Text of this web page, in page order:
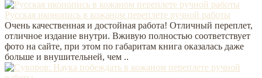
Русская иконопись в кожаном переплете ручной работы
Очень качественная и достойная работа! Отличный переплет,
отличное издание внутри. Вживую полностью соответствует
фото на сайте, при этом по габаритам книга оказалась даже
больше и внушительней, чем ..